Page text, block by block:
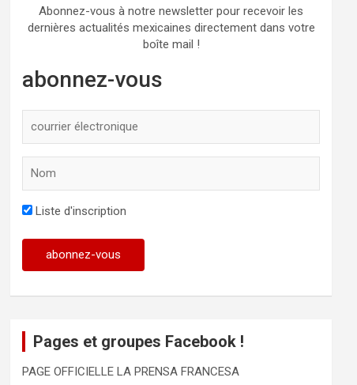
Abonnez-vous à notre newsletter pour recevoir les
dernières actualités mexicaines directement dans votre
boîte mail !
abonnez-vous
Liste d'inscription
Pages et groupes Facebook !
PAGE OFFICIELLE LA PRENSA FRANCESA